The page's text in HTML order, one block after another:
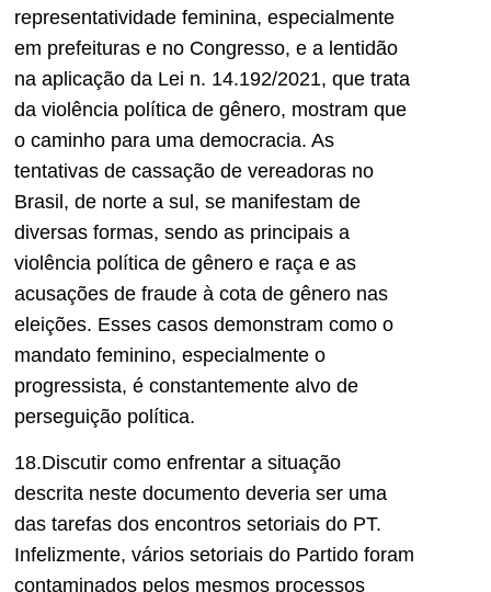
representatividade feminina, especialmente
em prefeituras e no Congresso, e a lentidão
na aplicação da Lei n. 14.192/2021, que trata
da violência política de gênero, mostram que
o caminho para uma democracia. As
tentativas de cassação de vereadoras no
Brasil, de norte a sul, se manifestam de
diversas formas, sendo as principais a
violência política de gênero e raça e as
acusações de fraude à cota de gênero nas
eleições. Esses casos demonstram como o
mandato feminino, especialmente o
progressista, é constantemente alvo de
perseguição política.
18.Discutir como enfrentar a situação
descrita neste documento deveria ser uma
das tarefas dos encontros setoriais do PT.
Infelizmente, vários setoriais do Partido foram
contaminados pelos mesmos processos